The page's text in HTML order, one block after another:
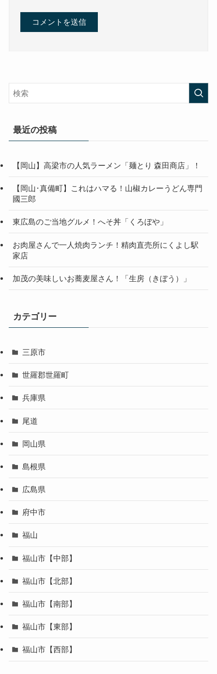
最近の投稿
【岡山】高梁市の人気ラーメン「麺とり 森田商店」！
【岡山･真備町】これはハマる！山椒カレーうどん専門
國三郎
東広島のご当地グルメ！へそ丼「くろぼや」
お肉屋さんで一人焼肉ランチ！精肉直売所にくよし駅
家店
加茂の美味しいお蕎麦屋さん！「生房（きぼう）」
カテゴリー
三原市
世羅郡世羅町
兵庫県
尾道
岡山県
島根県
広島県
府中市
福山
福山市【中部】
福山市【北部】
福山市【南部】
福山市【東部】
福山市【西部】